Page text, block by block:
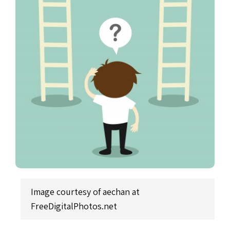
Image courtesy of aechan at
FreeDigitalPhotos.net